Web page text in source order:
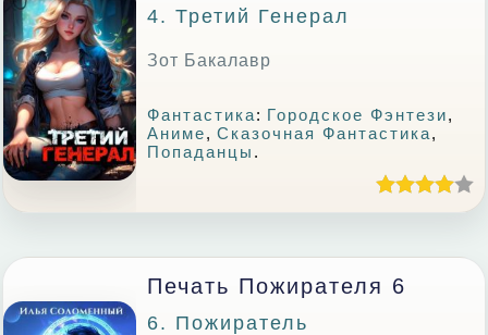
4. Третий Генерал
Зот Бакалавр
Фантастика: Городское Фэнтези,
Аниме,Сказочная Фантастика,
Попаданцы .
Печать Пожирателя 6
6. Пожиратель